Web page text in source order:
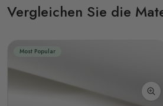
Vergleichen Sie die
Most Popular